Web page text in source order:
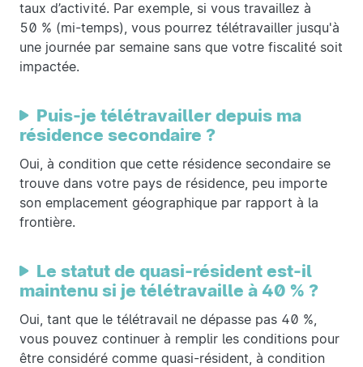
taux d’activité. Par exemple, si vous travaillez à
50 % (mi-temps), vous pourrez télétravailler jusqu'à
une journée par semaine sans que votre fiscalité soit
impactée.
Puis-je télétravailler depuis ma
résidence secondaire ?
Oui, à condition que cette résidence secondaire se
trouve dans votre pays de résidence, peu importe
son emplacement géographique par rapport à la
frontière.
Le statut de quasi-résident est-il
maintenu si je télétravaille à 40 % ?
Oui, tant que le télétravail ne dépasse pas 40 %,
vous pouvez continuer à remplir les conditions pour
être considéré comme quasi-résident, à condition